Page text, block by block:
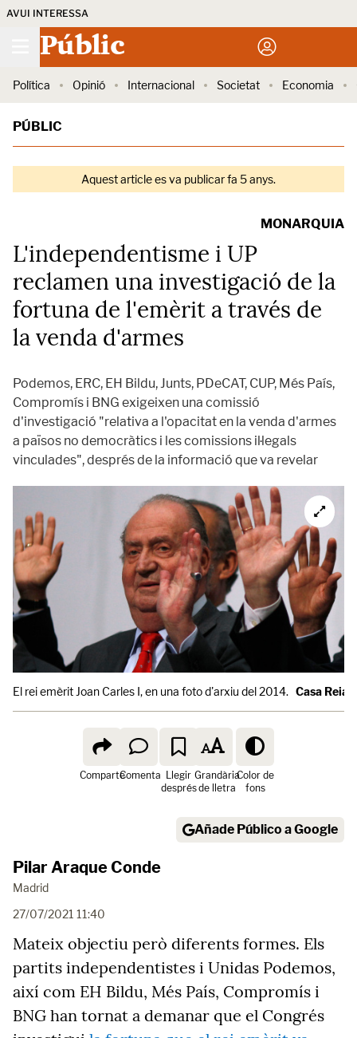
AVUI INTERESSA
Públic
Política Opinió Internacional Societat Economia
PÚBLIC
Aquest article es va publicar fa 5 anys.
MONARQUIA
L'independentisme i UP
reclamen una investigació de la
fortuna de l'emèrit a través de
la venda d'armes
Podemos, ERC, EH Bildu, Junts, PDeCAT, CUP, Més País,
Compromís i BNG exigeixen una comissió
d'investigació "relativa a l'opacitat en la venda d'armes
a països no democràtics i les comissions il·legals
vinculades", després de la informació que va revelar
El rei emèrit Joan Carles I, en una foto d'arxiu del 2014. Casa Reial
ComparteComenta Llegir
després
Grandària
de lletra
Color de
fons
Añade Público a Google
Pilar Araque Conde
Madrid
27/07/2021 11:40
Mateix objectiu però diferents formes. Els
partits independentistes i Unidas Podemos,
així com EH Bildu, Més País, Compromís i
BNG han tornat a demanar que el Congrés